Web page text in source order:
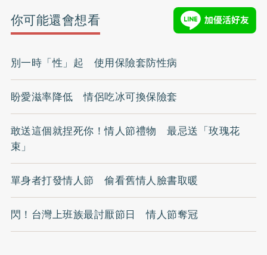
你可能還會想看
別一時「性」起 使用保險套防性病
盼愛滋率降低 情侶吃冰可換保險套
敢送這個就捏死你！情人節禮物 最忌送「玫瑰花
束」
單身者打發情人節 偷看舊情人臉書取暖
閃！台灣上班族最討厭節日 情人節奪冠